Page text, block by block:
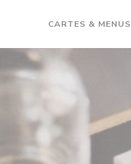
CARTES & MENUS